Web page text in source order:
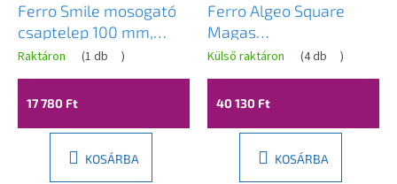
Ferro Smile mosogató
csaptelep 100 mm,
króm, 71077.0
Raktáron (1 db )
17 780 Ft
KOSÁRBA
Ferro Algeo Square
Magas
mosdócsaptelep, króm,
82501.0
Külső raktáron (4 db )
40 130 Ft
KOSÁRBA